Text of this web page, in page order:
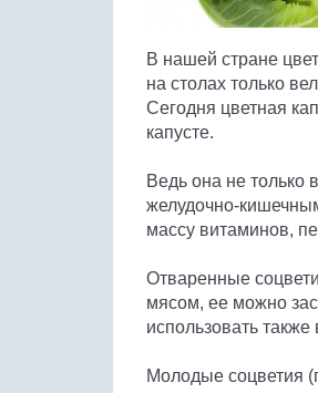
В нашей стране
на столах только
Сегодня цветная
капусте.
Ведь она не только
желудочно-
массу витаминов,
Отваренные
мясом, ее можно
использовать
Молодые соцветия